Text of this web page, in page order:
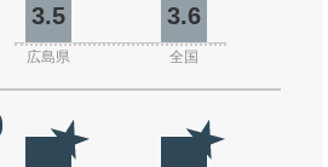
3.5 3.6
広島県 全国